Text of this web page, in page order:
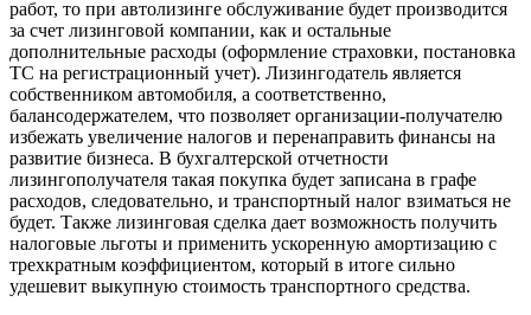
работ, то при автолизинге обслуживание будет производится
за счет лизинговой компании, как и остальные
дополнительные расходы (оформление страховки, постановка
ТС на регистрационный учет). Лизингодатель является
собственником автомобиля, а соответственно,
балансодержателем, что позволяет организации-получателю
избежать увеличение налогов и перенаправить финансы на
развитие бизнеса. В бухгалтерской отчетности
лизингополучателя такая покупка будет записана в графе
расходов, следовательно, и транспортный налог взиматься не
будет. Также лизинговая сделка дает возможность получить
налоговые льготы и применить ускоренную амортизацию с
трехкратным коэффициентом, который в итоге сильно
удешевит выкупную стоимость транспортного средства.